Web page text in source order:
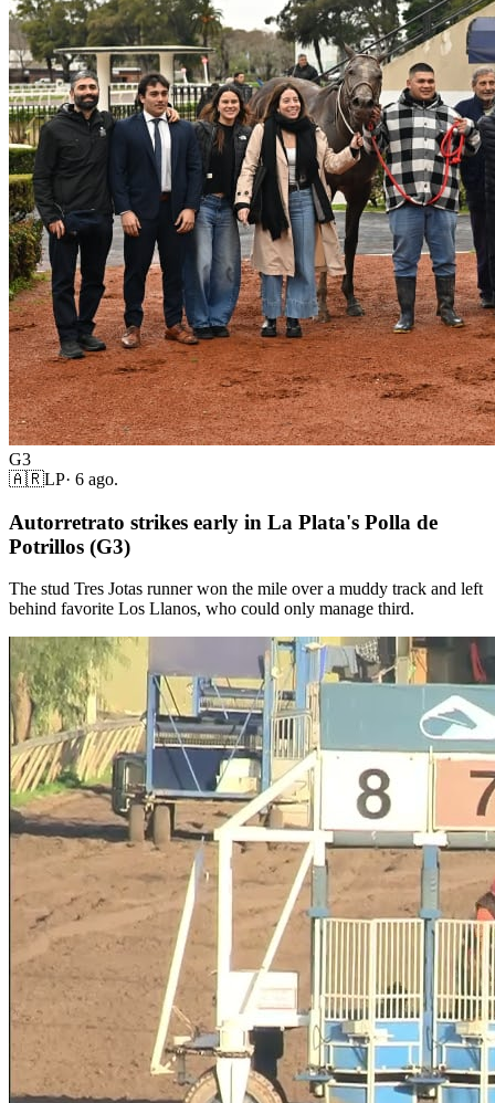
G3
🇦🇷LP· 6 ago.
Autorretrato strikes early in La Plata's Polla de
Potrillos (G3)
The stud Tres Jotas runner won the mile over a muddy track and left
behind favorite Los Llanos, who could only manage third.